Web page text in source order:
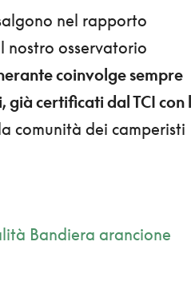
nel rapporto
nostro osservatorio
coinvolge sempre
già certificati dal TCI con
comunità dei camperisti
Bandiera arancione